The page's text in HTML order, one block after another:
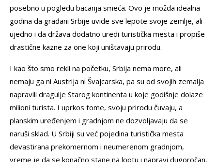
posebno u pogledu bacanja smeća. Ovo je možda idealna
godina da građani Srbije uvide sve lepote svoje zemlje, ali
ujedno i da država dodatno uredi turistička mesta i propiše
drastične kazne za one koji uništavaju prirodu.
I kao što smo rekli na početku, Srbija nema more, ali
nemaju ga ni Austrija ni Švajcarska, pa su od svojih zemalja
napravili dragulje Starog kontinenta u koje godišnje dolaze
milioni turista. I uprkos tome, svoju prirodu čuvaju, a
planskim uređenjem i gradnjom ne dozvoljavaju da se
naruši sklad. U Srbiji su već pojedina turistička mesta
devastirana prekomernom i neumerenom gradnjom,
vreme je da se konačno stane na loptu i napravi dugoročan,